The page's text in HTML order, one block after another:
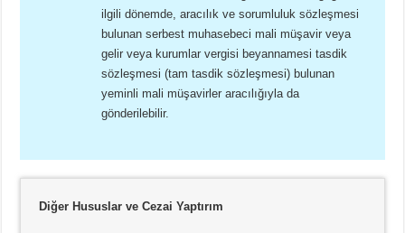
ilgili dönemde, aracılık ve sorumluluk sözleşmesi
bulunan serbest muhasebeci mali müşavir veya
gelir veya kurumlar vergisi beyannamesi tasdik
sözleşmesi (tam tasdik sözleşmesi) bulunan
yeminli mali müşavirler aracılığıyla da
gönderilebilir.
Diğer Hususlar ve Cezai Yaptırım